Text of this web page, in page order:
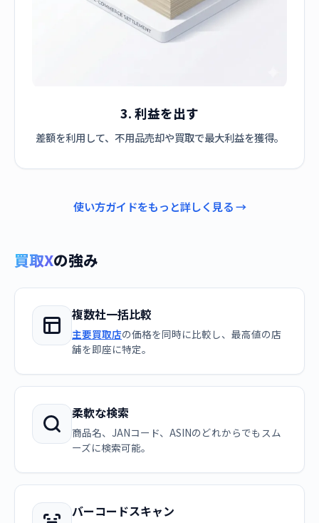
3. 利益を出す
差額を利用して、不用品売却や買取で最大利益を獲得。
使い方ガイドをもっと詳しく見る →
買取Xの強み
複数社一括比較
主要買取店の価格を同時に比較し、最高値の店
舗を即座に特定。
柔軟な検索
商品名、JANコード、ASINのどれからでもスム
ーズに検索可能。
バーコードスキャン